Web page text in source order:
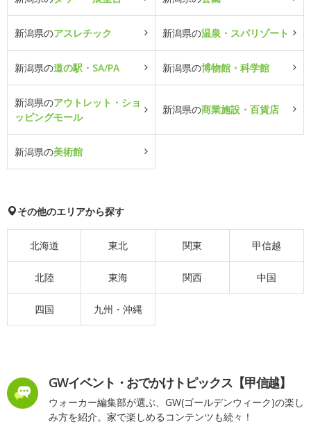
新潟県のアスレチック 新潟県の温泉・スパリゾート
新潟県の道の駅・SA/PA 新潟県の博物館・科学館
新潟県のアウトレット・ショ
ッピングモール
新潟県の商業施設・百貨店
新潟県の美術館
その他のエリアから探す
北海道 東北 関東 甲信越
北陸 東海 関西 中国
四国 九州・沖縄
GWイベント・おでかけトピックス【甲信越】
ウォーカー編集部が選ぶ、GW(ゴールデンウィーク)の楽し
み方を紹介。家で楽しめるコンテンツも続々！